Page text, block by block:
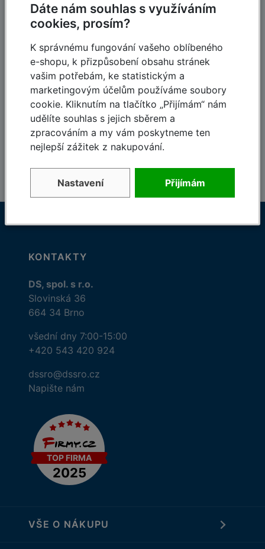
Dlouholetá tradice
120-letá tradice,
založeno 1900
Rychlé dodání
Skvělé ceny
Které vás potěší
Kvalifikovaný
Odborný tým Krause
KONTAKTY
DS, spol. s r.o.
Slovinská 36
664 34 Brno
všední dny 7:00-15:00
+420 543 420 924
dssro@dssro.cz
Napište nám
VŠE O NÁKUPU
Dáte nám souhlas s využíváním
cookies, prosím?
K správnému fungování vašeho oblíbeného
e-shopu, k přizpůsobení obsahu stránek
vašim potřebám, ke statistickým a
marketingovým účelům používáme soubory
cookie. Kliknutím na tlačítko „Přijímám“ nám
udělíte souhlas s jejich sběrem a
zpracováním a my vám poskytneme ten
nejlepší zážitek z nakupování.
Nastavení Přijímám